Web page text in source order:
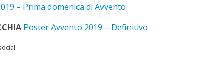
– Prima domenica di Avvento
Poster Avvento 2019 – Definitivo